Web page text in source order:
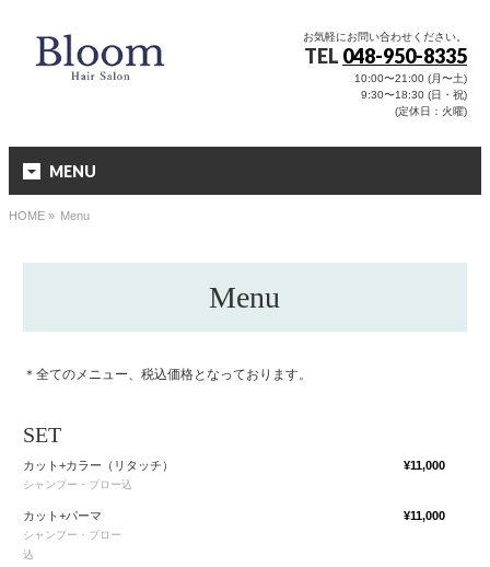
お気軽にお問い合わせください。
TEL 048-950-8335
10:00〜21:00 (月〜土)
9:30〜18:30 (日・祝)
(定休日：火曜)
MENU
HOME » Menu
Menu
＊全てのメニュー、税込価格となっております。
SET
カット+カラー（リタッチ）
シャンプー・ブロー込
¥11,000
カット+パーマ
シャンプー・ブロー
込
¥11,000